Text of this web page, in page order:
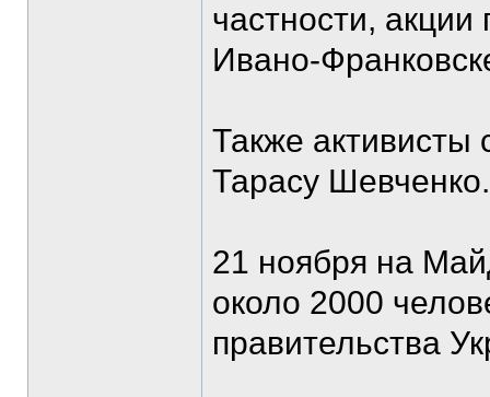
частности,
Ивано-
Также активисты
Тарасу Шевченко.
21 ноября на
около 2000
правительства